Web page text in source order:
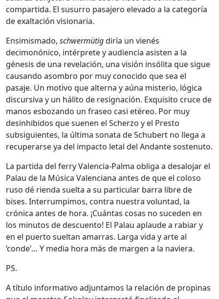
compartida. El susurro pasajero elevado a la categoría
de exaltación visionaria.
Ensimismado, schwermütigdiría un vienés
decimonónico, intérprete y audiencia asisten a la
génesis de una revelación, una visión insólita que sigue
causando asombro por muy conocido que sea el
pasaje. Un motivo que alterna y aúna misterio, lógica
discursiva y un hálito de resignación. Exquisito cruce de
manos esbozando un fraseo casi etéreo. Por muy
desinhibidos que suenen el Scherzo y el Presto
subsiguientes, la última sonata de Schubert no llega a
recuperarse ya del impacto letal del Andante sostenuto.
La partida del ferry Valencia-Palma obliga a desalojar el
Palau de la Música Valenciana antes de que el coloso
ruso dé rienda suelta a su particular barra libre de
bises. Interrumpimos, contra nuestra voluntad, la
crónica antes de hora. ¡Cuántas cosas no suceden en
los minutos de descuento! El Palau aplaude a rabiar y
en el puerto sueltan amarras. Larga vida y arte al
‘conde’… Y media hora más de margen a la naviera.
PS.
A título informativo adjuntamos la relación de propinas